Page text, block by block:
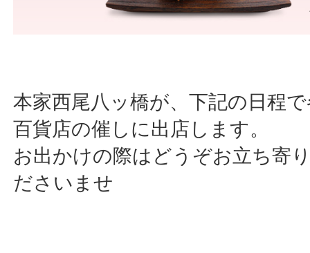
本家西尾八ッ橋が、下記の日程
百貨店の催しに出店します。
お出かけの際はどうぞお立ち寄
ださいませ